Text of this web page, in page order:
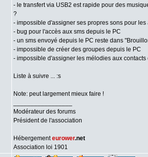
- le transfert via USB2 est rapide pour des
?
- impossible d'assigner ses propres sons pour
- bug pour l'accès aux sms depuis le PC
- un sms envoyé depuis le PC reste dans
- impossible de créer des groupes depuis le PC
- impossible d'assigner les mélodies aux contacts
Liste à suivre ... :s
Note: peut largement mieux faire !
Modérateur des forums
Président de l'association
Hébergementeurower.net
Association loi 1901